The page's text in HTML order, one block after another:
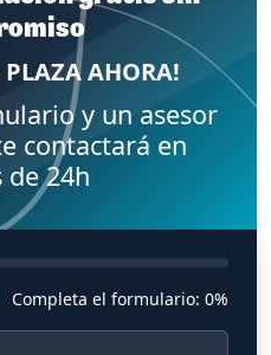
PLAZA AHORA!
y un asesor
contactará en
de 24h
Completa el formulario: 0%